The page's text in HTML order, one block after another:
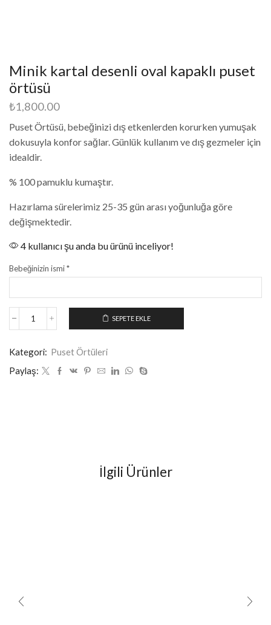
Minik kartal desenli oval kapaklı puset
örtüsü
₺1,800.00
Puset Örtüsü, bebeğinizi dış etkenlerden korurken yumuşak
dokusuyla konfor sağlar. Günlük kullanım ve dış gezmeler için
idealdir.
% 100 pamuklu kumaştır.
Hazırlama sürelerimiz 25-35 gün arası yoğunluğa göre
değişmektedir.
4 kullanıcı şu anda bu ürünü inceliyor!
Bebeğinizin ismi*
SEPETE EKLE
Kategori: Puset Örtüleri
Paylaş:
İlgili Ürünler